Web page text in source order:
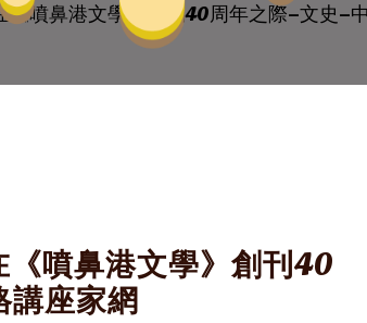
噴鼻港文學》創刊40周年之際–文史–
噴鼻港文學》創刊40
講座家網